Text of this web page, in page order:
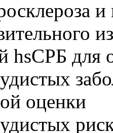
hsСРБ для
оценки